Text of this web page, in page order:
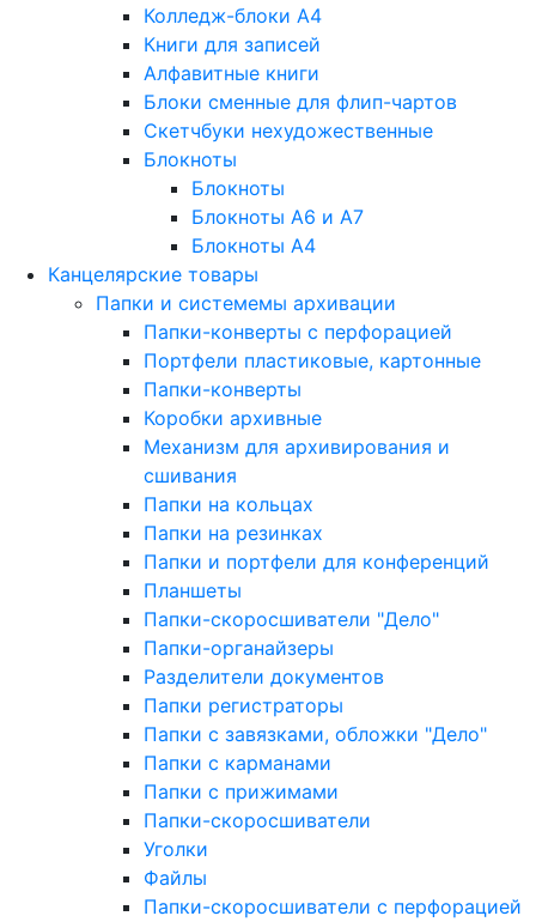
Колледж-блоки А4
Книги для записей
Алфавитные книги
Блоки сменные для флип-чартов
Скетчбуки нехудожественные
Блокноты
Блокноты
Блокноты A6 и A7
Блокноты A4
Канцелярские товары
Папки и системемы архивации
Папки-конверты с перфорацией
Портфели пластиковые, картонные
Папки-конверты
Коробки архивные
Механизм для архивирования и
сшивания
Папки на кольцах
Папки на резинках
Папки и портфели для конференций
Планшеты
Папки-скоросшиватели "Дело"
Папки-органайзеры
Разделители документов
Папки регистраторы
Папки с завязками, обложки "Дело"
Папки с карманами
Папки с прижимами
Папки-скоросшиватели
Уголки
Файлы
Папки-скоросшиватели с перфорацией